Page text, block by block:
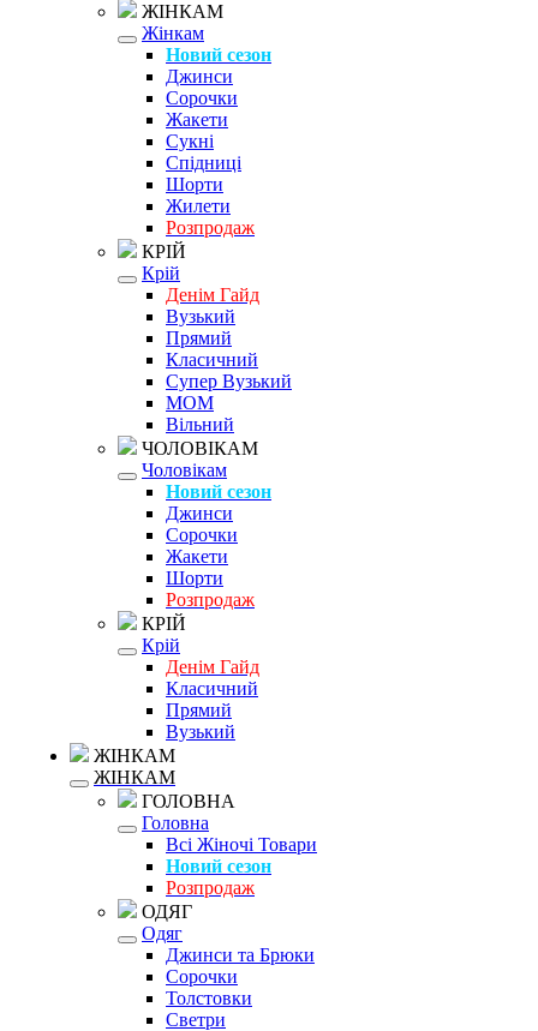
ЖІНКАМ
Жінкам
Новий сезон
Джинси
Сорочки
Жакети
Сукні
Спідниці
Шорти
Жилети
Розпродаж
КРІЙ
Крій
Денім Гайд
Вузький
Прямий
Класичний
Супер Вузький
MOM
Вільний
ЧОЛОВІКАМ
Чоловікам
Новий сезон
Джинси
Сорочки
Жакети
Шорти
Розпродаж
КРІЙ
Крій
Денім Гайд
Класичний
Прямий
Вузький
ЖІНКАМ
ЖІНКАМ
ГОЛОВНА
Головна
Всі Жіночі Товари
Новий сезон
Розпродаж
ОДЯГ
Одяг
Джинси та Брюки
Сорочки
Толстовки
Светри